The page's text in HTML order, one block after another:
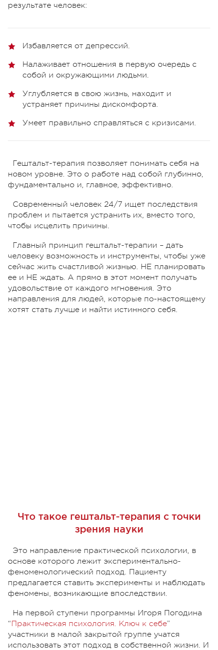
результате человек:
Избавляется от депрессий.
Налаживает отношения в первую очередь с
собой и окружающими людьми.
Углубляется в свою жизнь, находит и
устраняет причины дискомфорта.
Умеет правильно справляться с кризисами.
Гештальт-терапия позволяет понимать себя на
новом уровне. Это о работе над собой глубинно,
фундаментально и, главное, эффективно.
Современный человек 24/7 ищет последствия
проблем и пытается устранить их, вместо того,
чтобы исцелить причины.
Главный принцип гештальт-терапии – дать
человеку возможность и инструменты, чтобы уже
сейчас жить счастливой жизнью. НЕ планировать
ее и НЕ ждать. А прямо в этот момент получать
удовольствие от каждого мгновения. Это
направления для людей, которые по-настоящему
хотят стать лучше и найти истинного себя.
Что такое гештальт-терапия с точки
зрения науки
Это направление практической психологии, в
основе которого лежит экспериментально-
феноменологический подход. Пациенту
предлагается ставить эксперименты и наблюдать
феномены, возникающие впоследствии.
На первой ступени программы Игоря Погодина
“Практическая психология. Ключ к себе”
участники в малой закрытой группе учатся
использовать этот подход в собственной жизни. И